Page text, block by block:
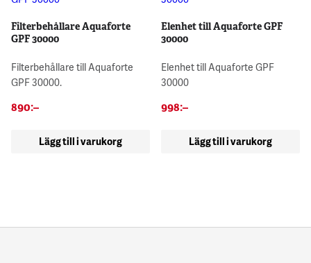
Filterbehållare Aquaforte
GPF 30000
Filterbehållare till Aquaforte
GPF 30000.
890:–
Lägg till i varukorg
Elenhet till Aquaforte GPF
30000
Elenhet till Aquaforte GPF
30000
998:–
Lägg till i varukorg